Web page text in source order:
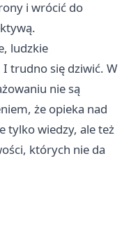
i wrócić do
ludzkie
trudno się dziwić. W
nie są
że opieka nad
tylko wiedzy, ale też
których nie da